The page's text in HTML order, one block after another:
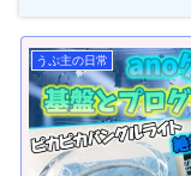
うぷ主の日常